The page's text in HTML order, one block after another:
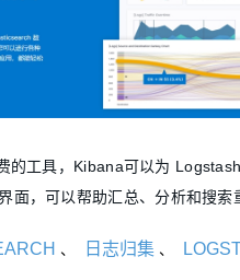
的工具，Kibana可以为
面，可以帮助汇总、分析和搜索
、 日志归集 、